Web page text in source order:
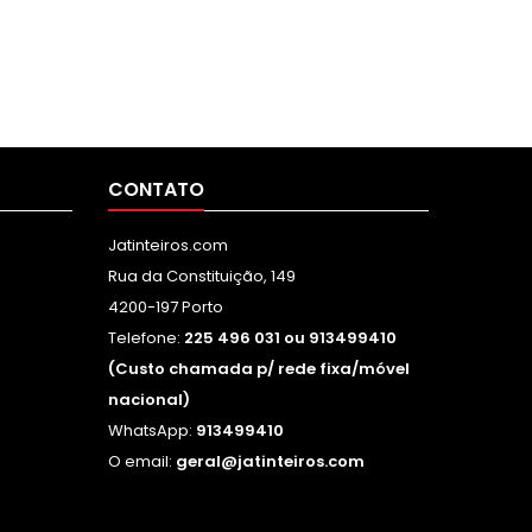
CONTATO
Jatinteiros.com
Rua da Constituição, 149
4200-197 Porto
Telefone: 225 496 031 ou 913499410
(Custo chamada p/ rede fixa/móvel
nacional)
WhatsApp: 913499410
O email: geral@jatinteiros.com